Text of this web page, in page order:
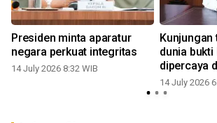
Presiden minta aparatur
negara perkuat integritas
14 July 2026 8:32 WIB
dunia bukti
dipercaya
14 July 2026